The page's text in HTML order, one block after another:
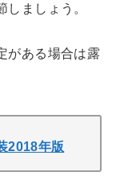
ましょう。
がある場合は露
2018年版